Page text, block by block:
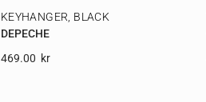
KEYHANGER, BLACK
DEPECHE
469.00 Kr